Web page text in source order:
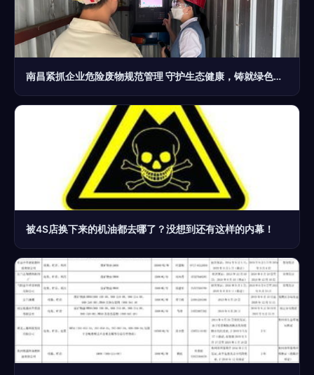
南昌紧抓企业危险废物规范管理 守护生态健康，铸就绿色经营
被4S店换下来的机油都去哪了？没想到还有这样的内幕！